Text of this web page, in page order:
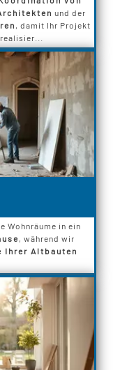
und der
, damit Ihr Projekt
realisier...
Wohnräume in ein
, während wir
Ihrer Altbauten